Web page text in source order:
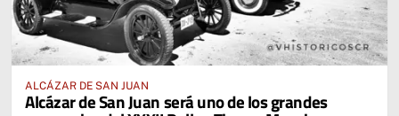
ALCÁZAR DE SAN JUAN
Alcázar de San Juan será uno de los grandes